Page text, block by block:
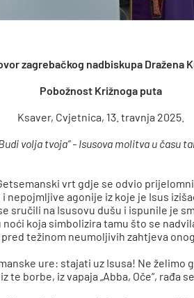
zagrebačkog nadbiskupa Dražena
Pobožnost Križnoga puta
Ksaver, Cvjetnica, 13. travnja 2025.
volja tvoja” - Isusova molitva u času
vrt gdje se odvio
agonije iz koje je Isus
sručili na Isusovu dušu i ispunile je
noći koja simbolizira tamu što se
težinom neumoljivih zahtjeva
ure: stajati uz Isusa! Ne
borbe, iz vapaja „Abba, Oče“, rađa